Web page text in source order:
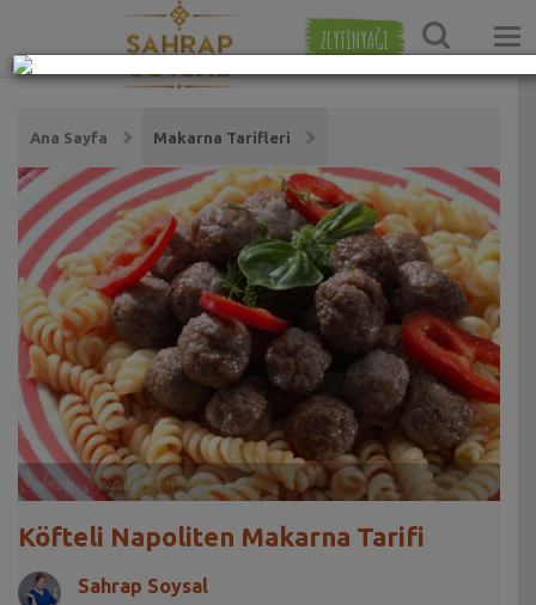
ZEYTİNYAĞI
Ana Sayfa Makarna Tarifleri
Köfteli Napoliten Makarna Tarifi
Sahrap Soysal